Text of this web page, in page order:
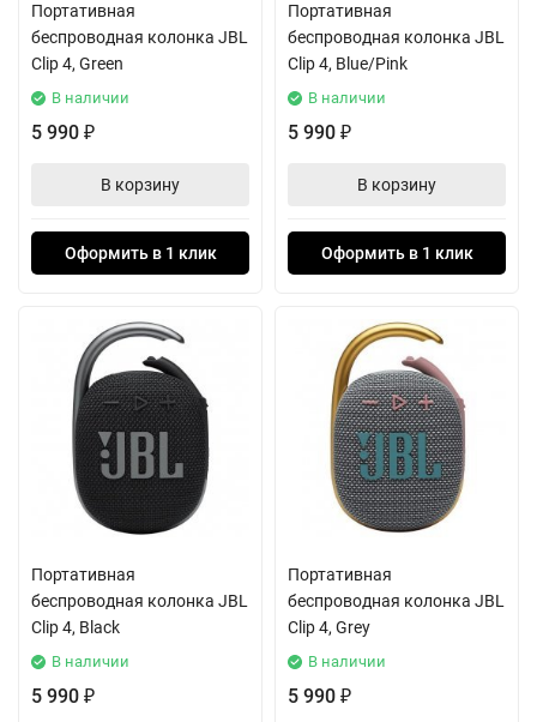
Портативная
беспроводная колонка JBL
Clip 4, Green
В наличии
5 990 ₽
В корзину
Оформить в 1 клик
Портативная
беспроводная колонка JBL
Clip 4, Blue/Pink
В наличии
5 990 ₽
В корзину
Оформить в 1 клик
Портативная
беспроводная колонка JBL
Clip 4, Black
В наличии
5 990 ₽
Портативная
беспроводная колонка JBL
Clip 4, Grey
В наличии
5 990 ₽